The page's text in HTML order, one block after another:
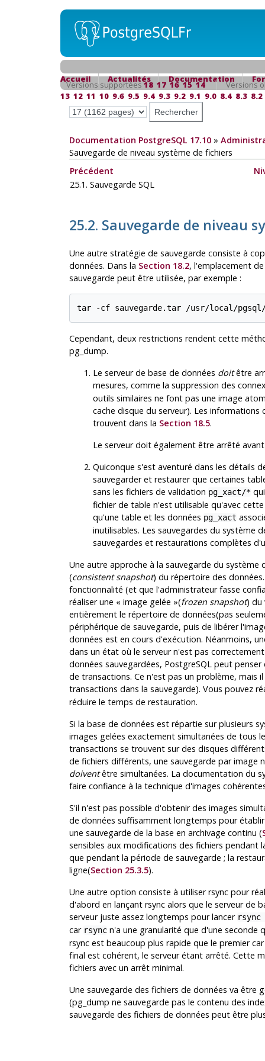
Accueil Actualités Documentation
Versions supportées18 17 16 15 14
Versions
13 12 11 10 9.6 9.5 9.4 9.3 9.2 9.1 9.0 8.4 8.3 8.2
Documentation PostgreSQL 17.10»
Sauvegarde de niveau système de fichiers
Précédent
25.1. Sauvegarde SQL
25.2. Sauvegarde de niveau
Une autre stratégie de sauvegarde consiste à
données. Dans la Section 18.2, l'emplacement
sauvegarde peut être utilisée, par exemple :
tar -cf sauvegarde.tar /usr/local/
Cependant, deux restrictions rendent cette
pg_dump.
Le serveur de base de données doitêtre
mesures, comme la suppression des
outils similaires ne font pas une image
cache disque du serveur). Les
trouvent dans la Section 18.5.
Le serveur doit également être arrêté
Quiconque s'est aventuré dans les détails
sauvegarder et restaurer que certaines
sans les fichiers de validation pg_xact/*qui
fichier de table n'est utilisable qu'avec
qu'une table et les données pg_xact
inutilisables. Les sauvegardes du système
sauvegardes et restaurations complètes
Une autre approche à la sauvegarde du système
(consistent snapshot) du répertoire des
fonctionnalité (et que l'administrateur fasse
réaliser une « image gelée »(frozen snapshot) du
entièrement le répertoire de données(pas
périphérique de sauvegarde, puis de libérer
données est en cours d'exécution. Néanmoins,
dans un état où le serveur n'est pas
données sauvegardées, PostgreSQL peut
de transactions. Ce n'est pas un problème, mais
transactions dans la sauvegarde). Vous pouvez
réduire le temps de restauration.
Si la base de données est répartie sur plusieurs
images gelées exactement simultanées de tous
transactions se trouvent sur des disques
de fichiers différents, une sauvegarde par image
doiventêtre simultanées. La documentation du
faire confiance à la technique d'images
S'il n'est pas possible d'obtenir des images
de données suffisamment longtemps pour
une sauvegarde de la base en archivage continu (
sensibles aux modifications des fichiers pendant
que pendant la période de sauvegarde ; la
ligne(Section 25.3.5).
Une autre option consiste à utiliserrsyncpour
d'abord en lançant rsyncalors que le serveur de
serveur juste assez longtemps pour lancer rsync
car rsyncn'a une granularité que d'une seconde
rsyncest beaucoup plus rapide que le premier
final est cohérent, le serveur étant arrêté. Cette
fichiers avec un arrêt minimal.
Une sauvegarde des fichiers de données va être
(pg_dump ne sauvegarde pas le contenu des
sauvegarde des fichiers de données peut être